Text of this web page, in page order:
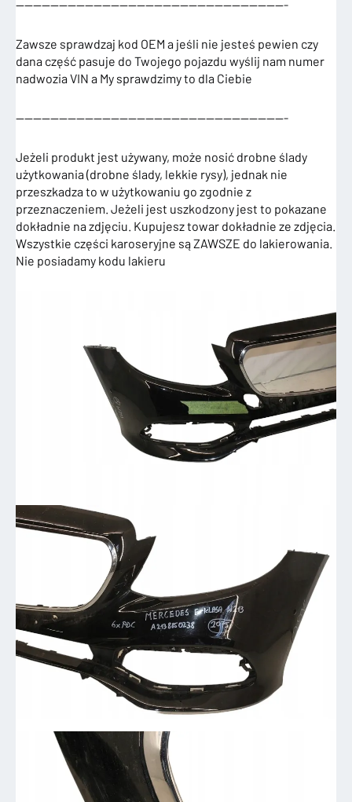
———————————————————————————————-
Zawsze sprawdzaj kod OEM a jeśli nie jesteś pewien czy
dana część pasuje do Twojego pojazdu wyślij nam numer
nadwozia VIN a My sprawdzimy to dla Ciebie
———————————————————————————————-
Jeżeli produkt jest używany, może nosić drobne ślady
użytkowania (drobne ślady, lekkie rysy), jednak nie
przeszkadza to w użytkowaniu go zgodnie z
przeznaczeniem. Jeżeli jest uszkodzony jest to pokazane
dokładnie na zdjęciu. Kupujesz towar dokładnie ze zdjęcia.
Wszystkie części karoseryjne są ZAWSZE do lakierowania.
Nie posiadamy kodu lakieru